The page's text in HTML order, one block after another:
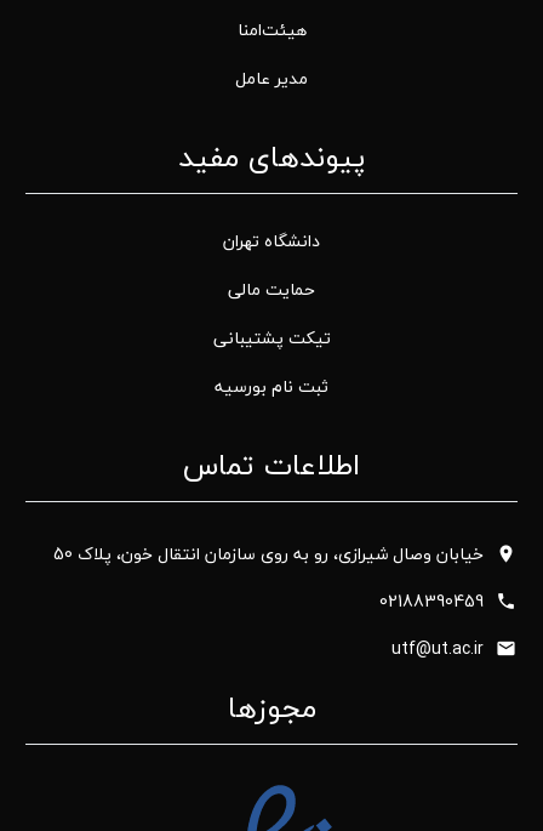
هیئت‌امنا
مدیر عامل
پیوندهای مفید
دانشگاه تهران
حمایت مالی
تیکت پشتیبانی
ثبت نام بورسیه
اطلاعات تماس
خیابان وصال شیرازی، رو به روی سازمان انتقال خون، پلاک 50
02188390459
utf@ut.ac.ir
مجوزها